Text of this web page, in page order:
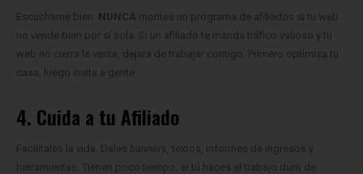
Escúchame bien: NUNCA montes un programa de afiliados si tu web
no vende bien por sí sola. Si un afiliado te manda tráfico valioso y tu
web no cierra la venta, dejará de trabajar contigo. Primero optimiza tu
casa, luego invita a gente.
4. Cuida a tu Afiliado
Facilítales la vida. Dales banners , textos, informes de ingresos y
herramientas. Tienen poco tiempo; si tú haces el trabajo duro de